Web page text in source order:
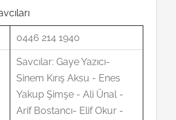
0446 214 1940
Savcılar: Gaye Yazıcı-
Sinem Kırış Aksu - Enes
Yakup Şimşe - Ali Ünal -
Arif Bostancı- Elif Okur -